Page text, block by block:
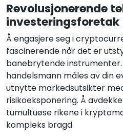
Revolusjonerende
investeringsforetak
Å engasjere seg i
fascinerende når det er
banebrytende
handelsmann måles av din
utnytte markedsutsikter
risikoeksponering. Å
tumultuøse rikene i
kompleks bragd.